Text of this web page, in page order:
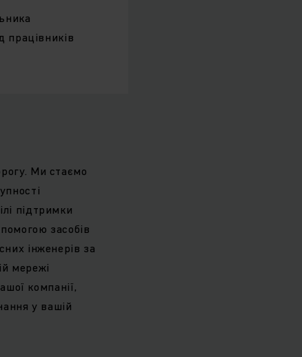
працівників
Ми стаємо
підтримки
засобів
інженерів за
мережі
компанії,
у вашій